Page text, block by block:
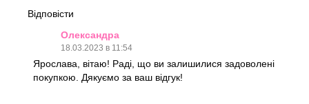
Відповісти
Олександра
18.03.2023 в 11:54
Ярослава, вітаю! Раді, що ви залишилися задоволені
покупкою. Дякуємо за ваш відгук!